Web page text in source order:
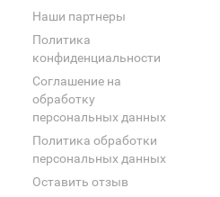
Наши партнеры
Политика
конфиденциальности
Соглашение на
обработку
персональных данных
Политика обработки
персональных данных
Оставить отзыв